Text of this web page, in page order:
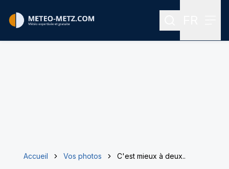
Rechercher
Accueil Vos photos C'est mieux à deux..